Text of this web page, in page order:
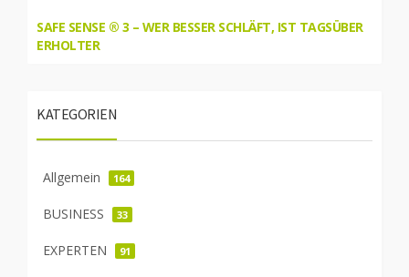
SAFE SENSE ® 3 – WER BESSER SCHLÄFT, IST TAGSÜBER
ERHOLTER
KATEGORIEN
Allgemein 164
BUSINESS 33
EXPERTEN 91